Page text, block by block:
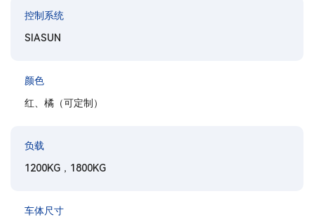
控制系统
SIASUN
颜色
红、橘（可定制）
负载
1200KG，1800KG
车体尺寸